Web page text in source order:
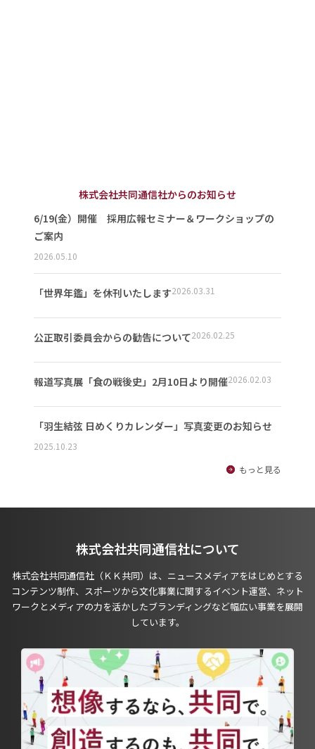
株式会社共同通信社からのお知らせ
6/19(金）開催 採用広報セミナー＆ワークショップの
ご案内
2026.05.10
「世界年鑑」を休刊いたします2026.03.31
公正取引委員会からの勧告について2026.02.25
報道写真展「食の戦後史」2月10日より開催2026.02.03
「羽生結弦 日めくりカレンダー」写真変更のお知らせ
2025.10.23
もっと見る
株式会社共同通信社について
株式会社共同通信社（ＫＫ共同）は、ニュースメディアをはじめとする
コンテンツ制作、スポーツから文化事業に関するイベント運営、ネット
ワークとメディアの力を活かしたブランディングなど幅広い事業を展開
しています。